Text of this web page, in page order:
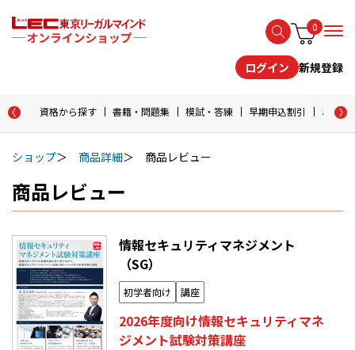
0
ログイン 新規登録
資格から探す 書籍・問題集 模試・答練 早期申込割引 おため
ショップ 商品詳細 商品レビュー
商品レビュー
情報セキュリティマネジメント
（SG）
初学者向け 講座
2026年度向け情報セキュリティマネ
ジメント試験対策講座